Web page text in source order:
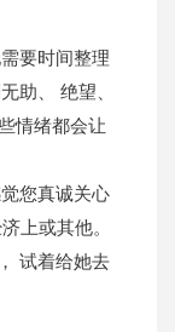
要时间整理
助、 绝望、
情绪都会让
您真诚关心
上或其他。
试着给她去